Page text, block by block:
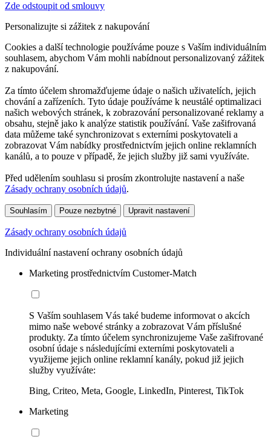
Zde odstoupit od smlouvy
Personalizujte si zážitek z nakupování
Cookies a další technologie používáme pouze s Vaším individuálním
souhlasem, abychom Vám mohli nabídnout personalizovaný zážitek
z nakupování.
Za tímto účelem shromažďujeme údaje o našich uživatelích, jejich
chování a zařízeních. Tyto údaje používáme k neustálé optimalizaci
našich webových stránek, k zobrazování personalizované reklamy a
obsahu, stejně jako k analýze statistik používání. Vaše zašifrovaná
data můžeme také synchronizovat s externími poskytovateli a
zobrazovat Vám nabídky prostřednictvím jejich online reklamních
kanálů, a to pouze v případě, že jejich služby již sami využíváte.
Před udělením souhlasu si prosím zkontrolujte nastavení a naše
Zásady ochrany osobních údajů.
Souhlasím Pouze nezbytné Upravit nastavení
Zásady ochrany osobních údajů
Individuální nastavení ochrany osobních údajů
Marketing prostřednictvím Customer-Match
S Vaším souhlasem Vás také budeme informovat o akcích
mimo naše webové stránky a zobrazovat Vám příslušné
produkty. Za tímto účelem synchronizujeme Vaše zašifrované
osobní údaje s následujícími externími poskytovateli a
využijeme jejich online reklamní kanály, pokud již jejich
služby využíváte:
Bing, Criteo, Meta, Google, LinkedIn, Pinterest, TikTok
Marketing